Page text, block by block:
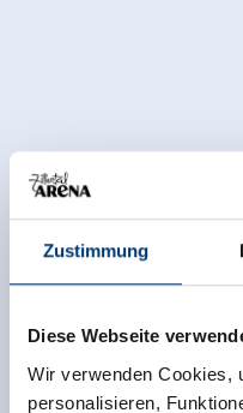
Zustimmung
Diese Webseite
Wir verwenden Cookies,
personalisieren,